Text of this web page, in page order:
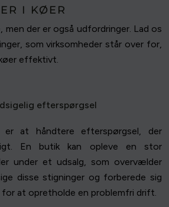
I KØER
men der er også udfordringer. Lad os
som virksomheder står over for,
effektivt.
efterspørgsel
at håndtere efterspørgsel, der
En butik kan opleve en stor
under et udsalg, som overvælder
disse stigninger og forberede sig
at opretholde en problemfri drift.